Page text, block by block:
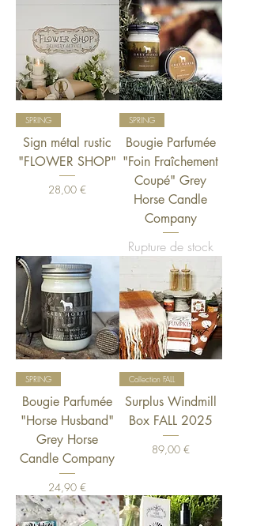
SPRING
Sign métal rustic
"FLOWER SHOP"
Prix
28,00 €
SPRING
Bougie Parfumée
"Foin Fraîchement
Coupé" Grey
Horse Candle
Company
Rupture de stock
SPRING
Bougie Parfumée
"Horse Husband"
Grey Horse
Candle Company
Prix
24,90 €
Collection FALL
Surplus Windmill
Box FALL 2025
Prix
89,00 €